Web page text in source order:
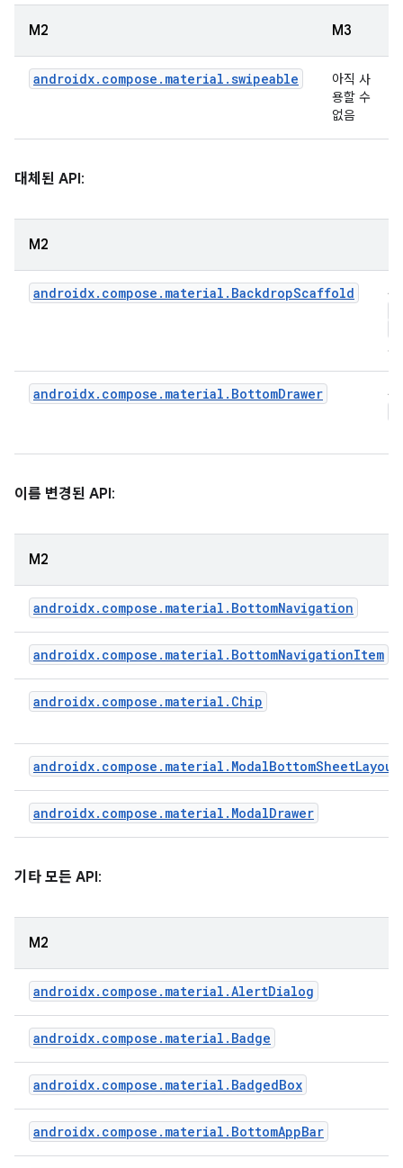
M2 M3
androidx.compose.material.swipeable
아직 사
용할 수
없음
대체된 API:
M2
androidx.compose.material.BackdropScaffold 상
로
androidx.compose.material.BottomDrawer 상
이름 변경된 API:
M2
androidx.compose.material.BottomNavigation
androidx.compose.material.BottomNavigationItem
androidx.compose.material.Chip
androidx.compose.material.ModalBottomSheetLayout
androidx.compose.material.ModalDrawer
기타 모든 API:
M2
androidx.compose.material.AlertDialog
androidx.compose.material.Badge
androidx.compose.material.BadgedBox
androidx.compose.material.BottomAppBar